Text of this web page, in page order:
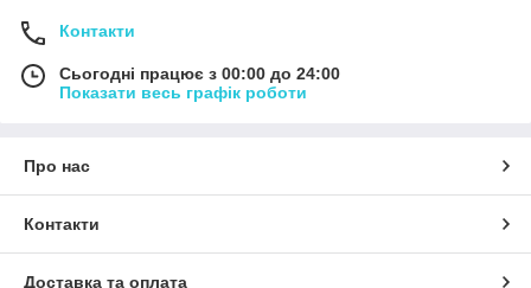
Контакти
Сьогодні працює з 00:00 до 24:00
Показати весь графік роботи
Про нас
Контакти
Доставка та оплата